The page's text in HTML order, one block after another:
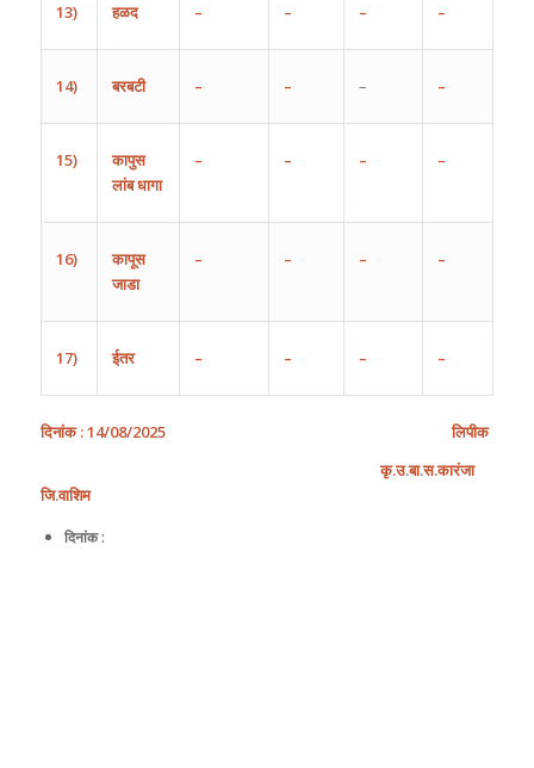
13) हळद – – – –
14) बरबटी – – – –
15)
कापुस
लांबधागा
– – – –
16)
कापूस
जाडा
– – – –
17) ईतर – – – –
दिनांक :14/08/2025
लिपीक
कृ.उ.बा.स.कारंजा
जि.वाशिम
दिनांक :